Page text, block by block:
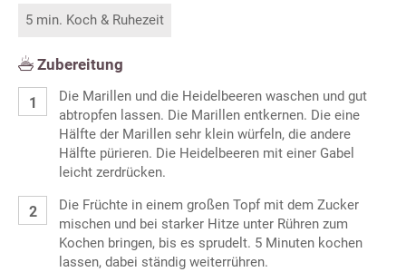
5 min. Koch & Ruhezeit
Zubereitung
Die Marillen und die Heidelbeeren waschen und gut
abtropfen lassen. Die Marillen entkernen. Die eine
Hälfte der Marillen sehr klein würfeln, die andere
Hälfte pürieren. Die Heidelbeeren mit einer Gabel
leicht zerdrücken.
Die Früchte in einem großen Topf mit dem Zucker
mischen und bei starker Hitze unter Rühren zum
Kochen bringen, bis es sprudelt. 5 Minuten kochen
lassen, dabei ständig weiterrühren.